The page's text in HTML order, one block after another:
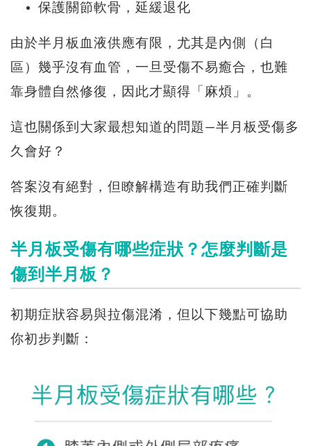
保護關節軟骨，延緩退化
由於半月板血液供應有限，尤其是內側（白
區）幾乎沒有血管，一旦受傷不易癒合，也難
靠身體自然修復，因此才顯得「麻煩」。
這也關係到大家最想知道的問題—半月板受傷多
久會好？
答案沒有絕對，但瞭解構造有助我們正確判斷
恢復期。
半月板受傷有哪些症狀？怎麼判斷是
傷到半月板？
初期症狀容易與拉傷混淆，但以下幾點可協助
你初步判斷：